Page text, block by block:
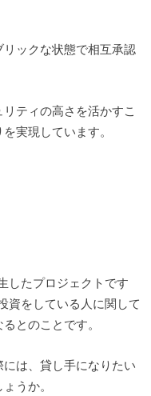
ックな状態で相互承認
ティの高さを活かすこ
実現しています。
したプロジェクトです
資をしている人に関して
とのことです。
は、貸し手になりたい
うか。